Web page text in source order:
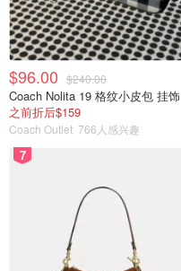
$96.00 $240.00
Coach Nolita 19 格纹小皮包 挂饰
之前折后$159
Coach Outlet 766人感兴趣
7